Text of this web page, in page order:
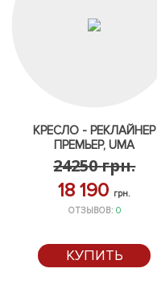
КРЕСЛО - РЕКЛАЙНЕР
ПРЕМЬЕР, UMA
24250грн.
18 190 грн.
ОТЗЫВОВ: 0
КУПИТЬ